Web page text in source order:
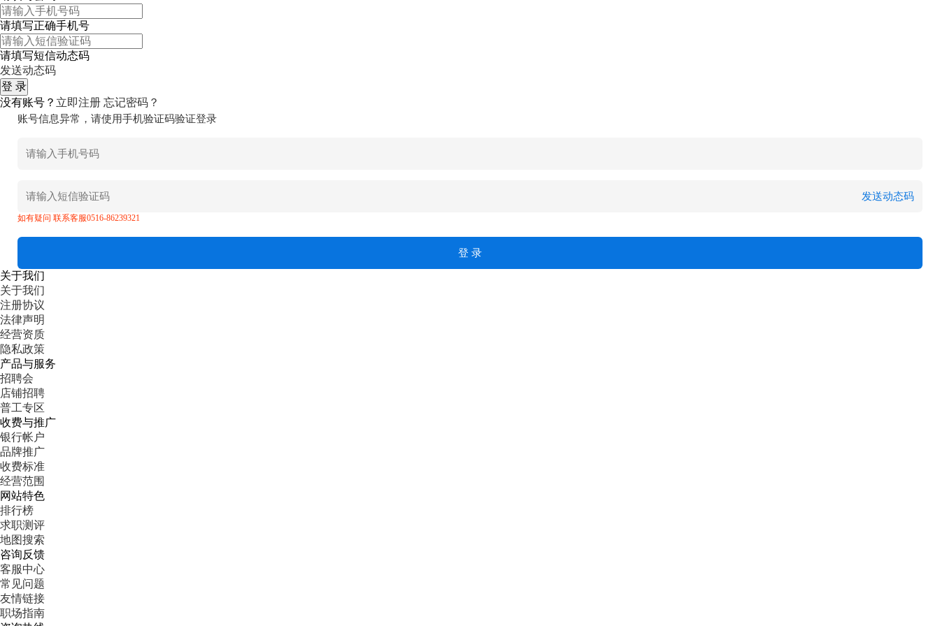
请填写正确手机号
请填写短信动态码
发送动态码
没有账号？ 立即注册 忘记密码？
账号信息异常，请使用手机验证码验证登录
发送动态码
如有疑问 联系客服0516-86239321
关于我们
关于我们
注册协议
法律声明
经营资质
隐私政策
产品与服务
招聘会
店铺招聘
普工专区
收费与推广
银行帐户
品牌推广
收费标准
经营范围
网站特色
排行榜
求职测评
地图搜索
咨询反馈
客服中心
常见问题
友情链接
职场指南